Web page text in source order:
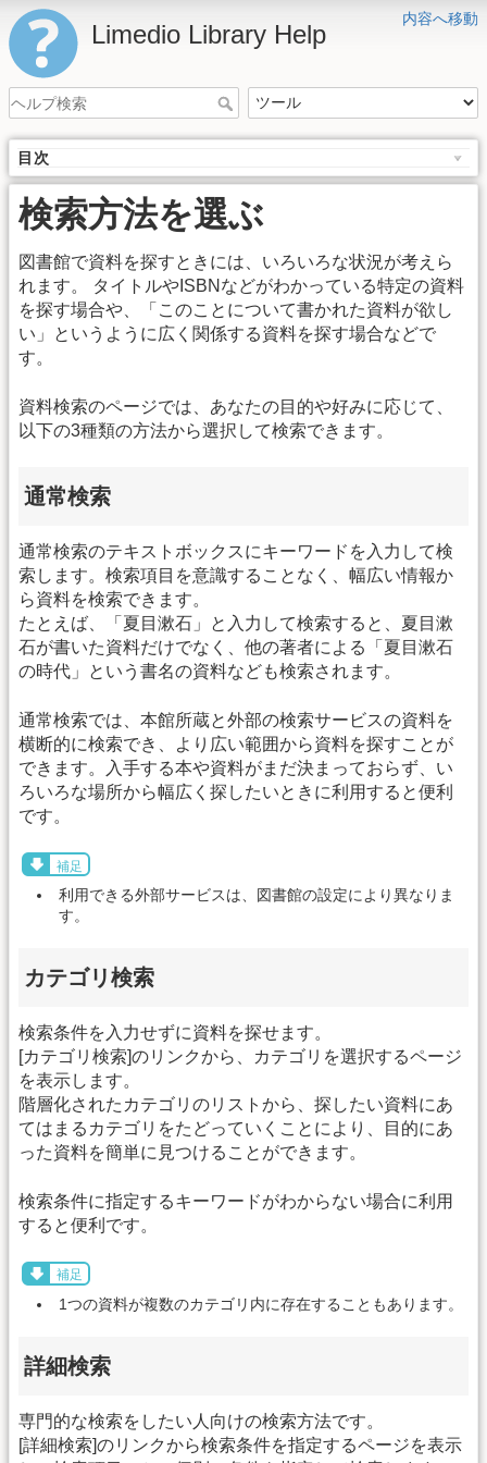
内容へ移動
Limedio Library Help
目次
検索方法を選ぶ
図書館で資料を探すときには、いろいろな状況が考えら
れます。 タイトルやISBNなどがわかっている特定の資料
を探す場合や、「このことについて書かれた資料が欲し
い」というように広く関係する資料を探す場合などで
す。
資料検索のページでは、あなたの目的や好みに応じて、
以下の3種類の方法から選択して検索できます。
通常検索
通常検索のテキストボックスにキーワードを入力して検
索します。検索項目を意識することなく、幅広い情報か
ら資料を検索できます。
たとえば、「夏目漱石」と入力して検索すると、夏目漱
石が書いた資料だけでなく、他の著者による「夏目漱石
の時代」という書名の資料なども検索されます。
通常検索では、本館所蔵と外部の検索サービスの資料を
横断的に検索でき、より広い範囲から資料を探すことが
できます。入手する本や資料がまだ決まっておらず、い
ろいろな場所から幅広く探したいときに利用すると便利
です。
補足
利用できる外部サービスは、図書館の設定により異なりま
す。
カテゴリ検索
検索条件を入力せずに資料を探せます。
[カテゴリ検索]のリンクから、カテゴリを選択するページ
を表示します。
階層化されたカテゴリのリストから、探したい資料にあ
てはまるカテゴリをたどっていくことにより、目的にあ
った資料を簡単に見つけることができます。
検索条件に指定するキーワードがわからない場合に利用
すると便利です。
補足
1つの資料が複数のカテゴリ内に存在することもあります。
詳細検索
専門的な検索をしたい人向けの検索方法です。
[詳細検索]のリンクから検索条件を指定するページを表示